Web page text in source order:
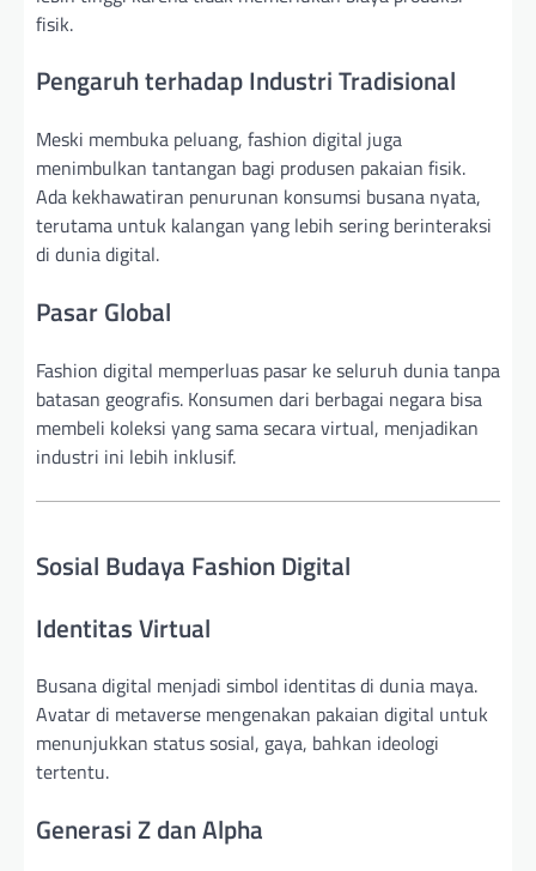
fisik.
Pengaruh terhadap Industri Tradisional
Meski membuka peluang, fashion digital juga
menimbulkan tantangan bagi produsen pakaian fisik.
Ada kekhawatiran penurunan konsumsi busana nyata,
terutama untuk kalangan yang lebih sering berinteraksi
di dunia digital.
Pasar Global
Fashion digital memperluas pasar ke seluruh dunia tanpa
batasan geografis. Konsumen dari berbagai negara bisa
membeli koleksi yang sama secara virtual, menjadikan
industri ini lebih inklusif.
Sosial Budaya Fashion Digital
Identitas Virtual
Busana digital menjadi simbol identitas di dunia maya.
Avatar di metaverse mengenakan pakaian digital untuk
menunjukkan status sosial, gaya, bahkan ideologi
tertentu.
Generasi Z dan Alpha